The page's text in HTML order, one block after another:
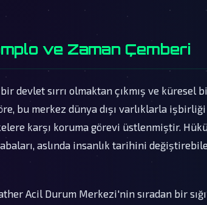
ve Zaman Çemberi
devlet sırrı olmaktan çıkmış ve küresel
bu merkez dünya dışı varlıklarla
karşı koruma görevi üstlenmiştir.
aslında insanlık tarihini
Acil Durum Merkezi'nin sıradan bir